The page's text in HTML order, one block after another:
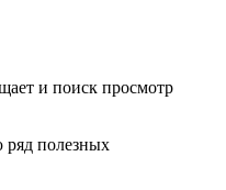
и поиск просмотр
ряд полезных